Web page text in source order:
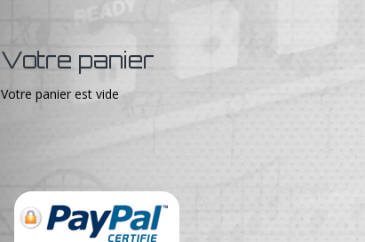
Votre panier
Votre panier est vide